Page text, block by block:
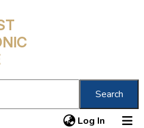
Search
Log In (current)